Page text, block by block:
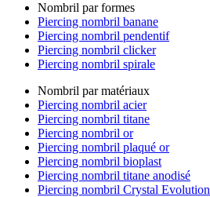
Nombril par formes
Piercing nombril banane
Piercing nombril pendentif
Piercing nombril clicker
Piercing nombril spirale
Nombril par matériaux
Piercing nombril acier
Piercing nombril titane
Piercing nombril or
Piercing nombril plaqué or
Piercing nombril bioplast
Piercing nombril titane anodisé
Piercing nombril Crystal Evolution